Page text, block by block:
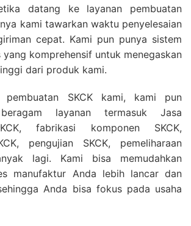
datang ke layanan pembuatan
kami tawarkan waktu penyelesaian
cepat. Kami pun punya sistem
yang komprehensif untuk menegaskan
dari produk kami.
pembuatan SKCK kami, kami pun
layanan termasuk Jasa
fabrikasi komponen SKCK,
pengujian SKCK, pemeliharaan
lagi. Kami bisa memudahkan
manufaktur Anda lebih lancar dan
Anda bisa fokus pada usaha